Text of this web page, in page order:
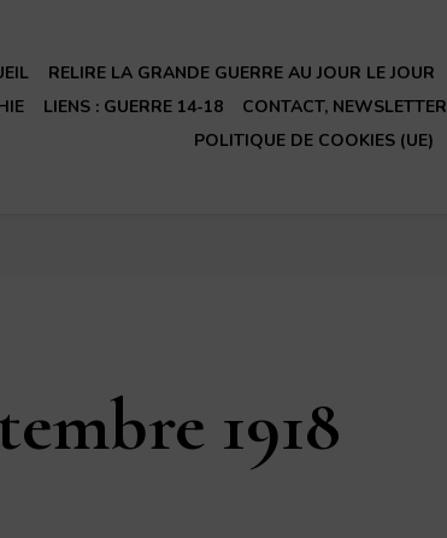
RELIRE LA GRANDE GUERRE AU JOUR LE JOUR
LIENS : GUERRE 14-18 CONTACT, NEWSLETTER
POLITIQUE DE COOKIES (UE)
1918